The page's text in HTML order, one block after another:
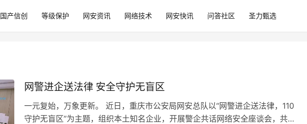
国产信创 等级保护 网安资讯 网络技术 网安快讯 问答社区 圣力甄选
网警进企送法律 安全守护无盲区
一元复始，万象更新。 近日，重庆市公安局网安总队以“网警进企送法律，110
守护无盲区”为主题，组织本土知名企业，开展警企共话网络安全座谈会，共同